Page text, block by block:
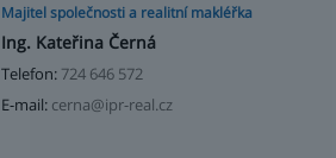
Majitel společnosti a realitní makléřka
Ing. Kateřina Černá
Telefon: 724 646 572
E-mail: cerna@ipr-real.cz